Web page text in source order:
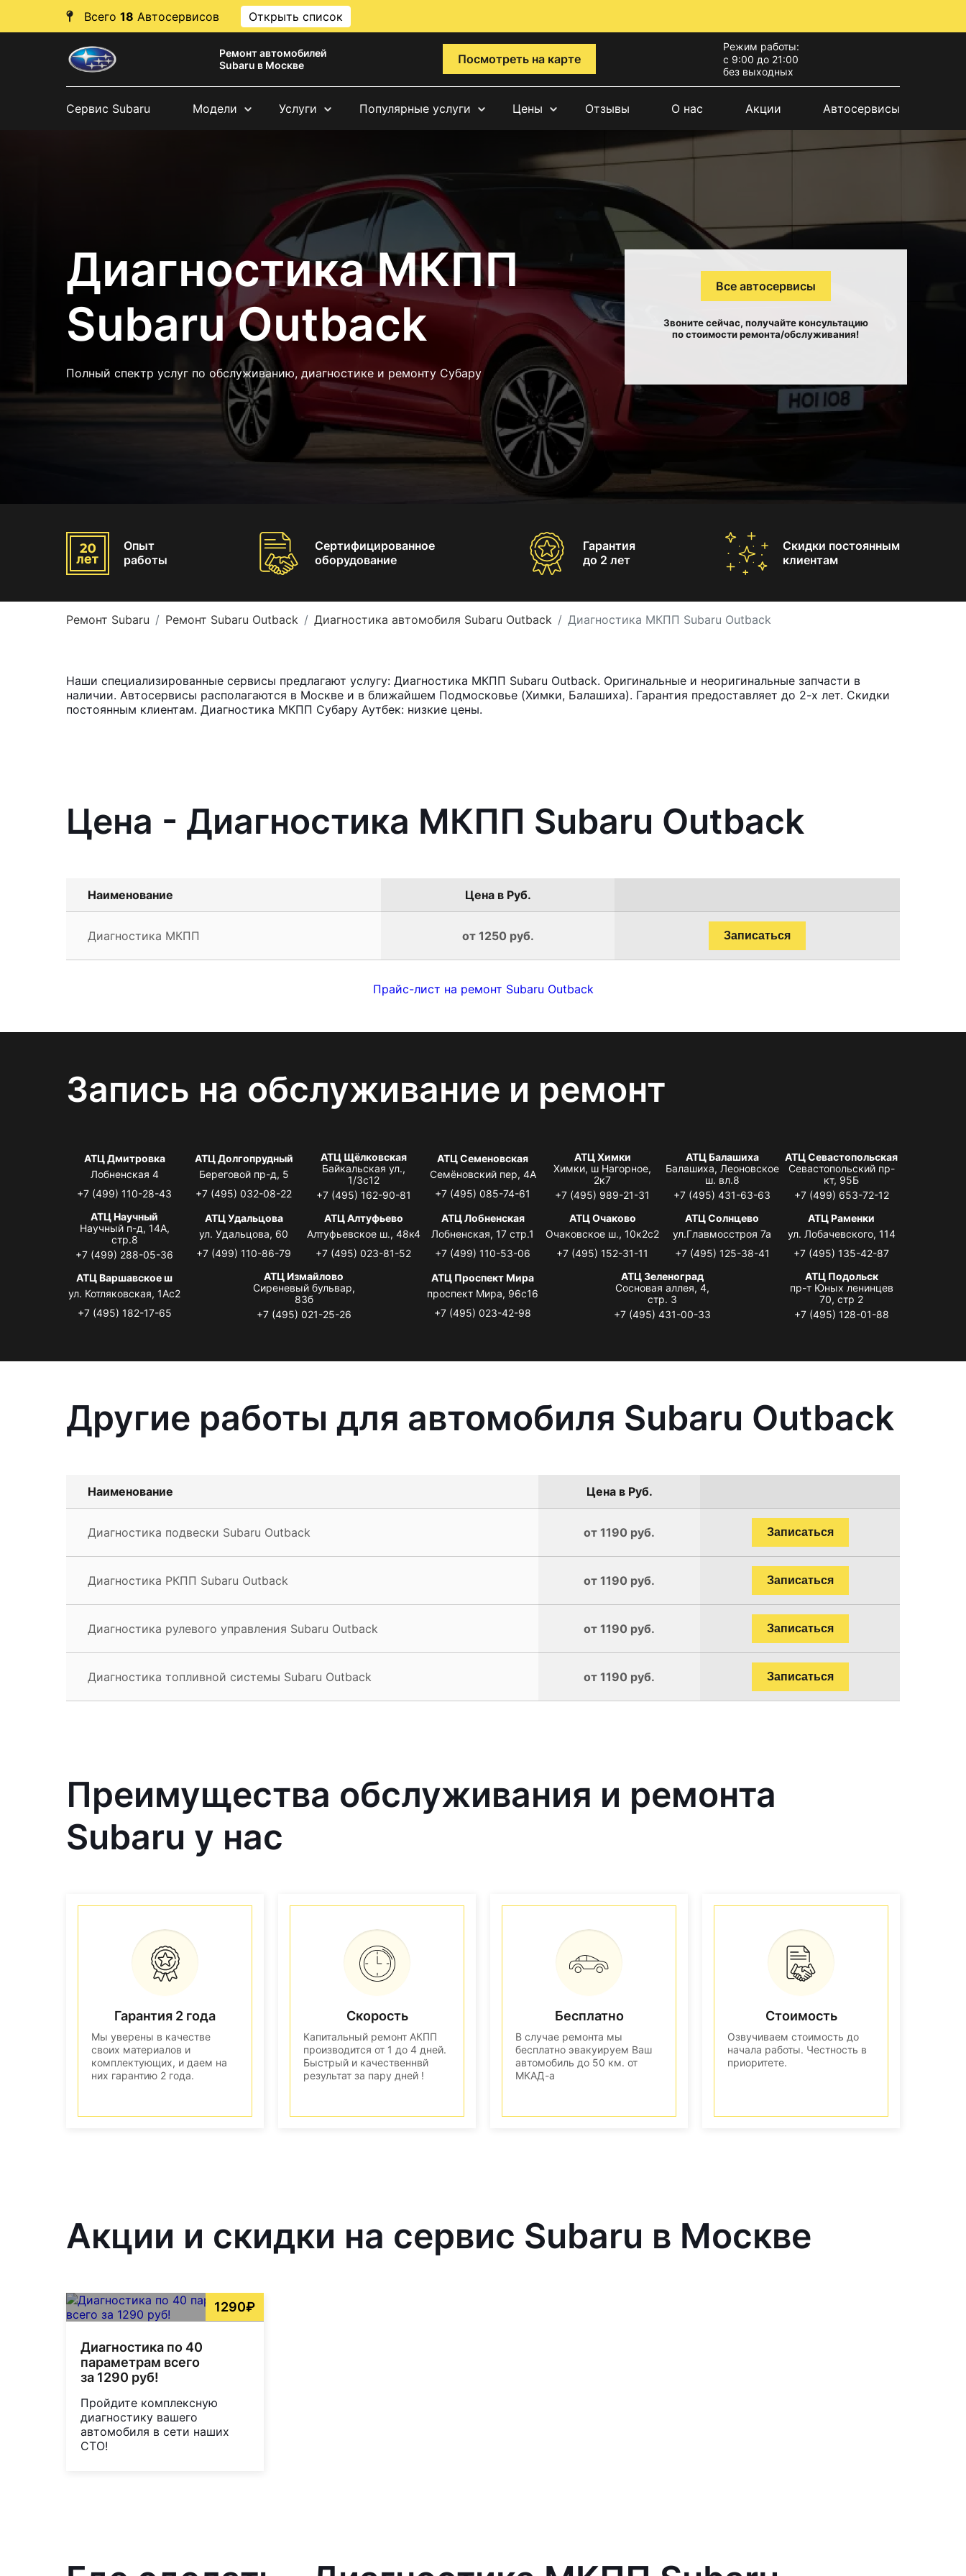
Всего 18 Автосервисов Открыть список
Ремонт автомобилей
Subaru в Москве
Посмотреть на карте
Режим работы:
с 9:00 до 21:00
без выходных
Сервис Subaru Модели Услуги Популярные услуги Цены Отзывы О нас Акции Автосервисы
Диагностика МКПП
Subaru Outback
Полный спектр услуг по обслуживанию, диагностике и ремонту Субару
Все автосервисы
Звоните сейчас, получайте консультацию
по стоимости ремонта/обслуживания!
Опыт
работы
Сертифицированное
оборудование
Гарантия
до 2 лет
Скидки постоянным
клиентам
Ремонт Subaru Ремонт Subaru Outback Диагностика автомобиля Subaru Outback Диагностика МКПП Subaru Outback
Наши специализированные сервисы предлагают услугу: Диагностика МКПП Subaru Outback. Оригинальные и неоригинальные запчасти в
наличии. Автосервисы располагаются в Москве и в ближайшем Подмосковье (Химки, Балашиха). Гарантия предоставляет до 2-х лет. Скидки
постоянным клиентам. Диагностика МКПП Субару Аутбек: низкие цены.
Цена - Диагностика МКПП Subaru Outback
Наименование Цена в Руб.
Диагностика МКПП от 1250 руб. Записаться
Прайс-лист на ремонт Subaru Outback
Запись на обслуживание и ремонт
АТЦ Дмитровка
Лобненская 4
+7 (499) 110-28-43
АТЦ Долгопрудный
Береговой пр-д, 5
+7 (495) 032-08-22
АТЦ Щёлковская
Байкальская ул.,
1/3с12
+7 (495) 162-90-81
АТЦ Семеновская
Семёновский пер, 4А
+7 (495) 085-74-61
АТЦ Химки
Химки, ш Нагорное,
2к7
+7 (495) 989-21-31
АТЦ Балашиха
Балашиха, Леоновское
ш. вл.8
+7 (495) 431-63-63
АТЦ Севастопольская
Севастопольский пр-
кт, 95Б
+7 (499) 653-72-12
АТЦ Научный
Научный п-д, 14А,
стр.8
+7 (499) 288-05-36
АТЦ Удальцова
ул. Удальцова, 60
+7 (499) 110-86-79
АТЦ Алтуфьево
Алтуфьевское ш., 48к4
+7 (495) 023-81-52
АТЦ Лобненская
Лобненская, 17 стр.1
+7 (499) 110-53-06
АТЦ Очаково
Очаковское ш., 10к2с2
+7 (495) 152-31-11
АТЦ Солнцево
ул.Главмосстроя 7а
+7 (495) 125-38-41
АТЦ Раменки
ул. Лобачевского, 114
+7 (495) 135-42-87
АТЦ Варшавское ш
ул. Котляковская, 1Ас2
+7 (495) 182-17-65
АТЦ Измайлово
Сиреневый бульвар,
83б
+7 (495) 021-25-26
АТЦ Проспект Мира
проспект Мира, 96с16
+7 (495) 023-42-98
АТЦ Зеленоград
Сосновая аллея, 4,
стр. 3
+7 (495) 431-00-33
АТЦ Подольск
пр-т Юных ленинцев
70, стр 2
+7 (495) 128-01-88
Другие работы для автомобиля Subaru Outback
Наименование Цена в Руб.
Диагностика подвески Subaru Outback от 1190 руб. Записаться
Диагностика РКПП Subaru Outback от 1190 руб. Записаться
Диагностика рулевого управления Subaru Outback от 1190 руб. Записаться
Диагностика топливной системы Subaru Outback от 1190 руб. Записаться
Преимущества обслуживания и ремонта
Subaru у нас
Гарантия 2 года
Мы уверены в качестве
своих материалов и
комплектующих, и даем на
них гарантию 2 года.
Скорость
Капитальный ремонт АКПП
производится от 1 до 4 дней.
Быстрый и качественнвй
результат за пару дней !
Бесплатно
В случае ремонта мы
бесплатно эвакуируем Ваш
автомобиль до 50 км. от
МКАД-а
Стоимость
Озвучиваем стоимость до
начала работы. Честность в
приоритете.
Акции и скидки на сервис Subaru в Москве
1290₽
Диагностика по 40
параметрам всего
за 1290 руб!
Пройдите комплексную
диагностику вашего
автомобиля в сети наших
СТО!